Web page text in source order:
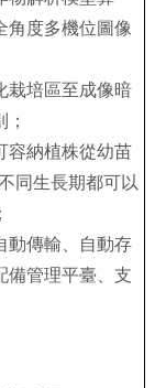
角度多機位圖像
栽培區至成像暗
容納植株從幼苗
同生長期都可以
動傳輸、自動存
備管理平臺、支